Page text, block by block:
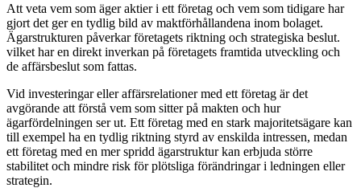
Att veta vem som äger aktier i ett företag och vem som tidigare har
gjort det ger en tydlig bild av maktförhållandena inom bolaget.
Ägarstrukturen påverkar företagets riktning och strategiska beslut.
vilket har en direkt inverkan på företagets framtida utveckling och
de affärsbeslut som fattas.
Vid investeringar eller affärsrelationer med ett företag är det
avgörande att förstå vem som sitter på makten och hur
ägarfördelningen ser ut. Ett företag med en stark majoritetsägare kan
till exempel ha en tydlig riktning styrd av enskilda intressen, medan
ett företag med en mer spridd ägarstruktur kan erbjuda större
stabilitet och mindre risk för plötsliga förändringar i ledningen eller
strategin.